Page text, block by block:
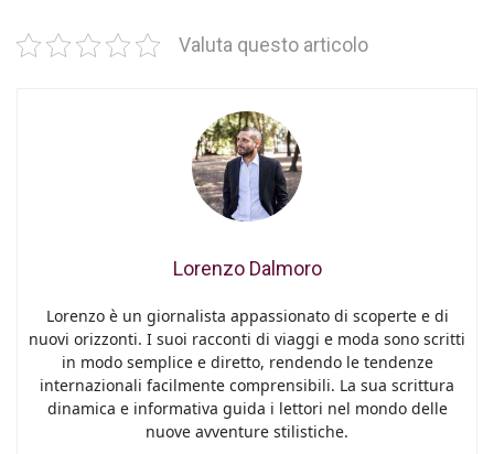
Valuta questo articolo
Lorenzo Dalmoro
Lorenzo è un giornalista appassionato di scoperte e di
nuovi orizzonti. I suoi racconti di viaggi e moda sono scritti
in modo semplice e diretto, rendendo le tendenze
internazionali facilmente comprensibili. La sua scrittura
dinamica e informativa guida i lettori nel mondo delle
nuove avventure stilistiche.